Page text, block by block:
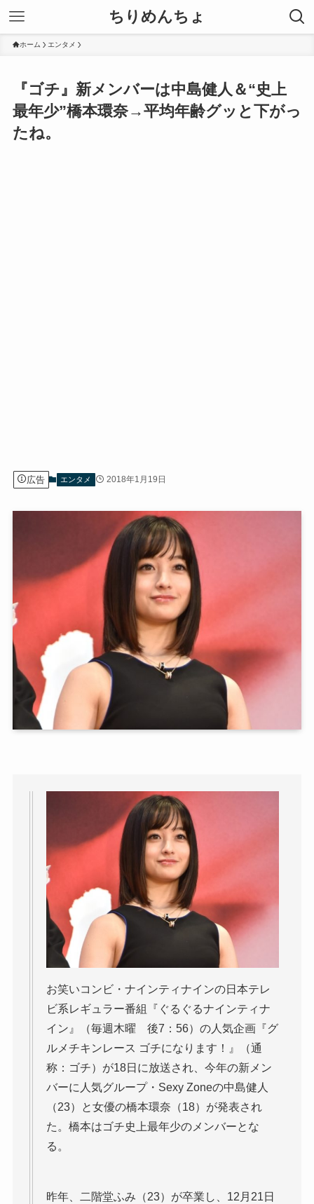
ちりめんちょ
ホーム エンタメ
『ゴチ』新メンバーは中島健人＆“史上
最年少”橋本環奈→平均年齢グッと下がっ
たね。
広告 エンタメ 2018年1月19日
お笑いコンビ・ナインティナインの日本テレ
ビ系レギュラー番組『ぐるぐるナインティナ
イン』（毎週木曜 後7：56）の人気企画『グ
ルメチキンレース ゴチになります！』（通
称：ゴチ）が18日に放送され、今年の新メン
バーに人気グループ・Sexy Zoneの中島健人
（23）と女優の橋本環奈（18）が発表され
た。橋本はゴチ史上最年少のメンバーとな
る。
昨年、二階堂ふみ（23）が卒業し、12月21日